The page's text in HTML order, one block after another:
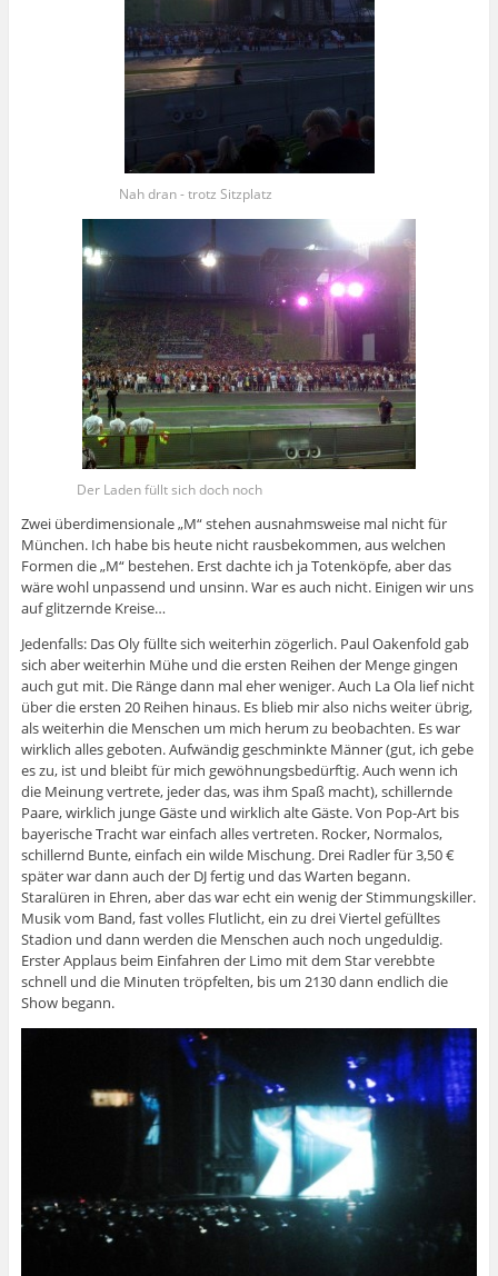
Nah dran - trotz Sitzplatz
Der Laden füllt sich doch noch
Zwei überdimensionale „M“ stehen ausnahmsweise mal nicht für
München. Ich habe bis heute nicht rausbekommen, aus welchen
Formen die „M“ bestehen. Erst dachte ich ja Totenköpfe, aber das
wäre wohl unpassend und unsinn. War es auch nicht. Einigen wir uns
auf glitzernde Kreise…
Jedenfalls: Das Oly füllte sich weiterhin zögerlich. Paul Oakenfold gab
sich aber weiterhin Mühe und die ersten Reihen der Menge gingen
auch gut mit. Die Ränge dann mal eher weniger. Auch La Ola lief nicht
über die ersten 20 Reihen hinaus. Es blieb mir also nichs weiter übrig,
als weiterhin die Menschen um mich herum zu beobachten. Es war
wirklich alles geboten. Aufwändig geschminkte Männer (gut, ich gebe
es zu, ist und bleibt für mich gewöhnungsbedürftig. Auch wenn ich
die Meinung vertrete, jeder das, was ihm Spaß macht), schillernde
Paare, wirklich junge Gäste und wirklich alte Gäste. Von Pop-Art bis
bayerische Tracht war einfach alles vertreten. Rocker, Normalos,
schillernd Bunte, einfach ein wilde Mischung. Drei Radler für 3,50 €
später war dann auch der DJ fertig und das Warten begann.
Staralüren in Ehren, aber das war echt ein wenig der Stimmungskiller.
Musik vom Band, fast volles Flutlicht, ein zu drei Viertel gefülltes
Stadion und dann werden die Menschen auch noch ungeduldig.
Erster Applaus beim Einfahren der Limo mit dem Star verebbte
schnell und die Minuten tröpfelten, bis um 2130 dann endlich die
Show begann.